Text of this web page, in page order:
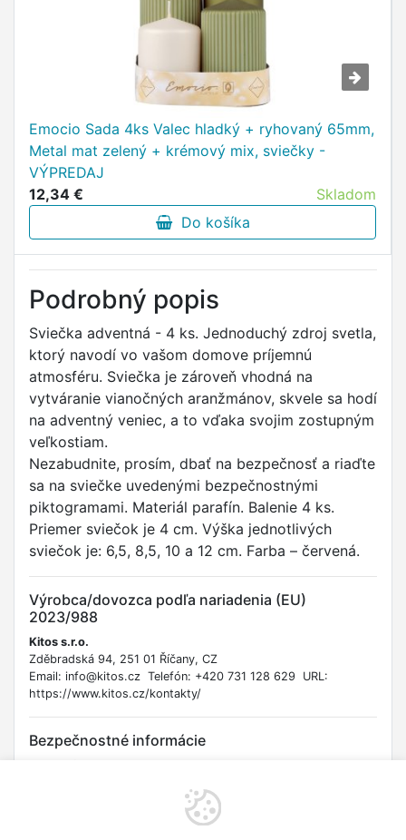
Emocio Sada 4ks Valec hladký + ryhovaný 65mm,
Metal mat zelený + krémový mix, sviečky -
VÝPREDAJ
12,34 €
Skladom
Do košíka
Podrobný popis
Sviečka adventná - 4 ks. Jednoduchý zdroj svetla,
ktorý navodí vo vašom domove príjemnú
atmosféru. Sviečka je zároveň vhodná na
vytváranie vianočných aranžmánov, skvele sa hodí
na adventný veniec, a to vďaka svojim zostupným
veľkostiam.
Nezabudnite, prosím, dbať na bezpečnosť a riaďte
sa na sviečke uvedenými bezpečnostnými
piktogramami. Materiál parafín. Balenie 4 ks.
Priemer sviečok je 4 cm. Výška jednotlivých
sviečok je: 6,5, 8,5, 10 a 12 cm. Farba – červená.
Výrobca/dovozca podľa nariadenia (EU)
2023/988
Kitos s.r.o.
Zděbradská 94, 251 01 Říčany, CZ
Email: info@kitos.cz Telefón: +420 731 128 629 URL:
https://www.kitos.cz/kontakty/
Bezpečnostné informácie
a domácich zvierat. Nenechávajte sviečku horieť v blízkosti
horľavých materiálov. Pred zapálením odstráňte všetky obaly.